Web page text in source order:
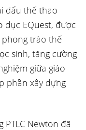
đấu thể thao
dục EQuest, được
trào thể
sinh, tăng cường
giữa giáo
phần xây dựng
Newton đã